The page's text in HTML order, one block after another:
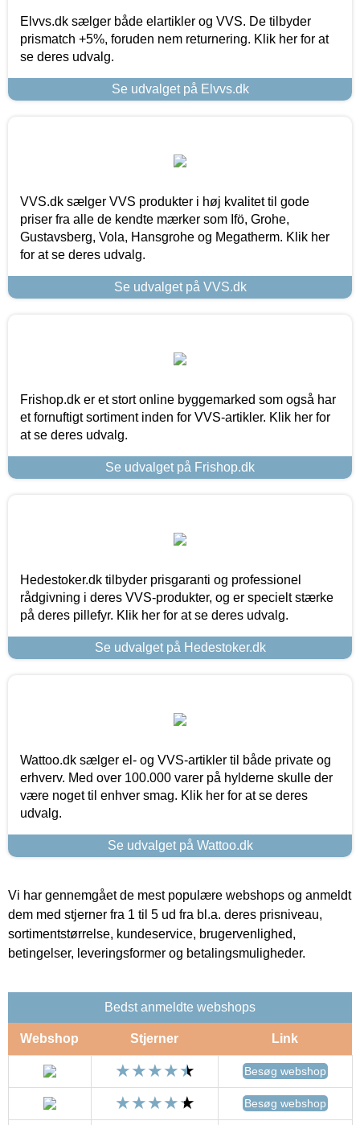
Elvvs.dk sælger både elartikler og VVS. De tilbyder
prismatch +5%, foruden nem returnering. Klik her for at
se deres udvalg.
Se udvalget på Elvvs.dk
VVS.dk sælger VVS produkter i høj kvalitet til gode
priser fra alle de kendte mærker som Ifö, Grohe,
Gustavsberg, Vola, Hansgrohe og Megatherm. Klik her
for at se deres udvalg.
Se udvalget på VVS.dk
Frishop.dk er et stort online byggemarked som også har
et fornuftigt sortiment inden for VVS-artikler. Klik her for
at se deres udvalg.
Se udvalget på Frishop.dk
Hedestoker.dk tilbyder prisgaranti og professionel
rådgivning i deres VVS-produkter, og er specielt stærke
på deres pillefyr. Klik her for at se deres udvalg.
Se udvalget på Hedestoker.dk
Wattoo.dk sælger el- og VVS-artikler til både private og
erhverv. Med over 100.000 varer på hylderne skulle der
være noget til enhver smag. Klik her for at se deres
udvalg.
Se udvalget på Wattoo.dk
Vi har gennemgået de mest populære webshops og anmeldt
dem med stjerner fra 1 til 5 ud fra bl.a. deres prisniveau,
sortimentstørrelse, kundeservice, brugervenlighed,
betingelser, leveringsformer og betalingsmuligheder.
Bedst anmeldte webshops
Webshop Stjerner Link
Besøg webshop
Besøg webshop